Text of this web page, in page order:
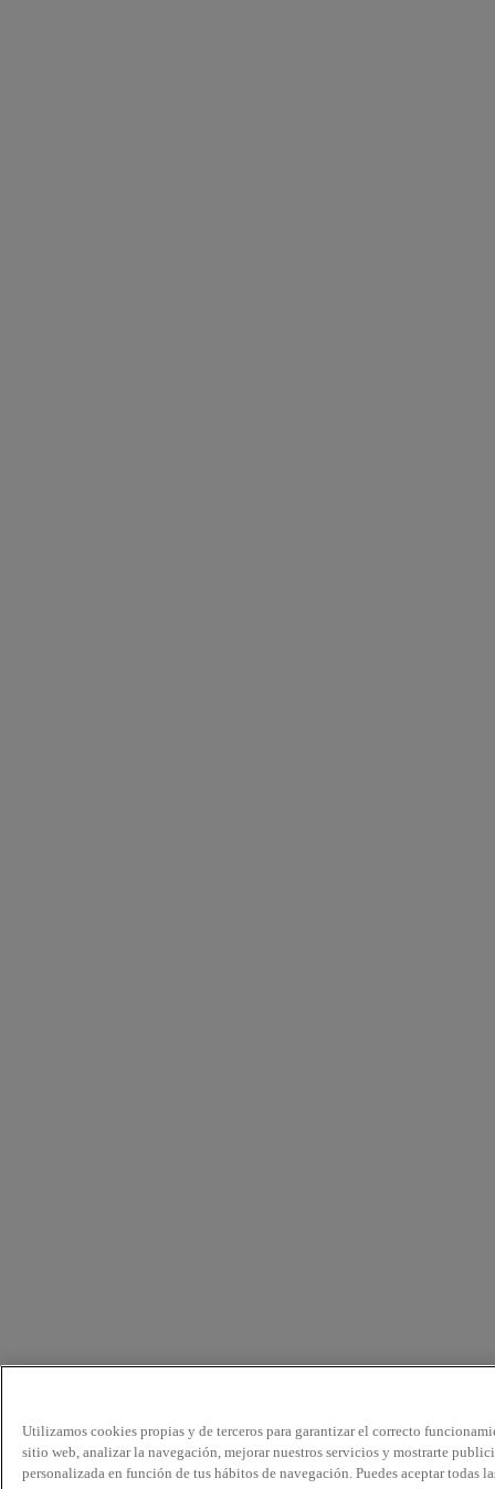
Utilizamos cookies propias y de terceros para garantizar el correcto
sitio web, analizar la navegación, mejorar nuestros servicios y mostrarte
personalizada en función de tus hábitos de navegación. Puedes aceptar todas